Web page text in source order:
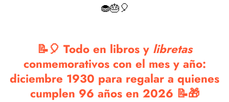
🧁🎂🎈
📝🎈 Todo en libros y libretas
conmemorativos con el mes y año:
diciembre 1930 para regalar a quienes
cumplen 96 años en 2026 📝🎁